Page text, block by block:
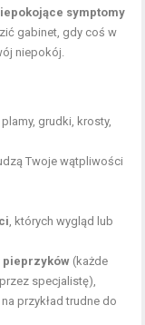
symptomy
gabinet, gdy coś w
niepokój.
grudki, krosty,
Twoje wątpliwości
, których wygląd lub
pieprzyków (każde
specjalistę),
na przykład trudne do